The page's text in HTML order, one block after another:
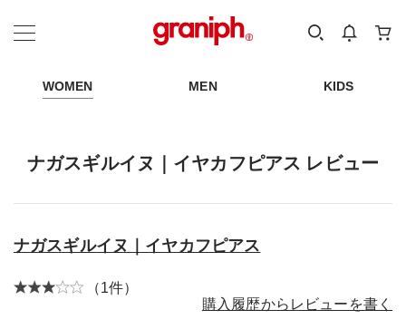
カテゴリーから探す
WOMEN MEN KIDS
ナガスギルイヌ｜イヤカフピアス レビュー
ナガスギルイヌ｜イヤカフピアス
（1件）
購入履歴からレビューを書く